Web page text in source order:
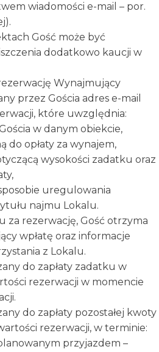
wiadomości e-mail – por.
Gość może być
dodatkowo kaucji w
Wynajmujący
przez Gościa adres e-mail
które uwzględnia:
w danym obiekcie,
do opłaty za wynajem,
wysokości zadatku oraz
uregulowania
najmu Lokalu.
za rezerwację, Gość otrzyma
wpłatę oraz informacje
z Lokalu.
do zapłaty zadatku w
rezerwacji w momencie
do zapłaty pozostałej kwoty
rezerwacji, w terminie:
przyjazdem –